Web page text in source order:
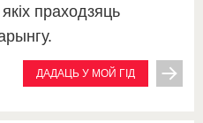
праходзяць
ДАДАЦЬ У МОЙ ГІД